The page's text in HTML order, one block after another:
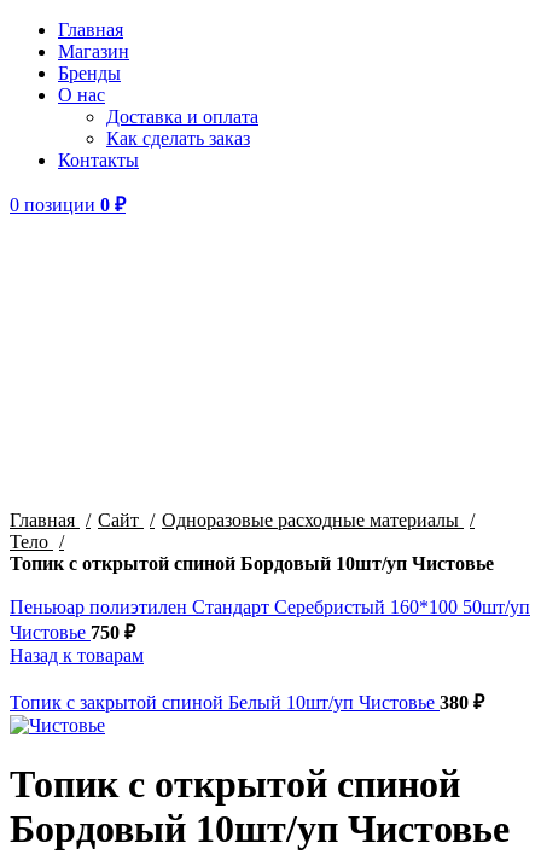
Главная
Магазин
Бренды
О нас
Доставка и оплата
Как сделать заказ
Контакты
0 позиции 0 ₽
Главная Сайт
Одноразовые расходные материалы
Тело
Топик с открытой спиной Бордовый 10шт/уп Чистовье
Пеньюар полиэтилен Стандарт Серебристый 160*100 50шт/уп
Чистовье 750 ₽
Назад к товарам
Топик с закрытой спиной Белый 10шт/уп Чистовье 380 ₽
Топик с открытой спиной
Бордовый 10шт/уп Чистовье